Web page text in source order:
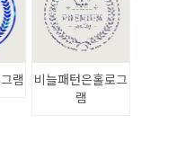
램
비늘패턴은홀로그
램